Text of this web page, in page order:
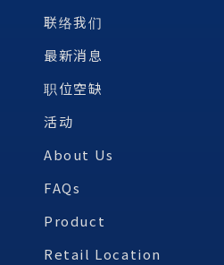
联络我们
最新消息
职位空缺
活动
About Us
FAQs
Product
Retail Location